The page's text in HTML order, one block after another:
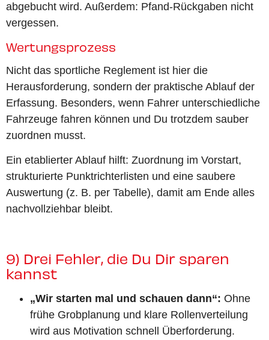
abgebucht wird. Außerdem: Pfand-Rückgaben nicht
vergessen.
Wertungsprozess
Nicht das sportliche Reglement ist hier die
Herausforderung, sondern der praktische Ablauf der
Erfassung. Besonders, wenn Fahrer unterschiedliche
Fahrzeuge fahren können und Du trotzdem sauber
zuordnen musst.
Ein etablierter Ablauf hilft: Zuordnung im Vorstart,
strukturierte Punktrichterlisten und eine saubere
Auswertung (z. B. per Tabelle), damit am Ende alles
nachvollziehbar bleibt.
9) Drei Fehler, die Du Dir sparen
kannst
„Wir starten mal und schauen dann“: Ohne
frühe Grobplanung und klare Rollenverteilung
wird aus Motivation schnell Überforderung.